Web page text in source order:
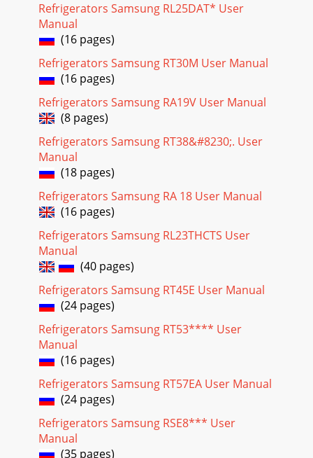
Refrigerators Samsung RL25DAT* User
Manual
(16 pages)
Refrigerators Samsung RT30M User Manual
(16 pages)
Refrigerators Samsung RA19V User Manual
(8 pages)
Refrigerators Samsung RT38&#8230;. User
Manual
(18 pages)
Refrigerators Samsung RA 18 User Manual
(16 pages)
Refrigerators Samsung RL23THCTS User
Manual
(40 pages)
Refrigerators Samsung RT45E User Manual
(24 pages)
Refrigerators Samsung RT53**** User
Manual
(16 pages)
Refrigerators Samsung RT57EA User Manual
(24 pages)
Refrigerators Samsung RSE8*** User
Manual
(35 pages)